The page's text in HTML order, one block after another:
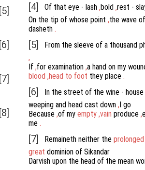
[5]
[6]
[7]
[8]
[4] Of that eye - lash ,bold ,rest -
On the tip of whose point ,the wave of
dasheth .
[5] From the sleeve of a thousand
,
If ,for examination ,a hand on my
blood ,head to foot they place .
[6] In the street of the wine - house
weeping and head cast down ,I go
Because ,of my empty ,vain produce ,
me .
[7] Remaineth neither the prolonged
great dominion of Sikandar
Darvish upon the head of the mean